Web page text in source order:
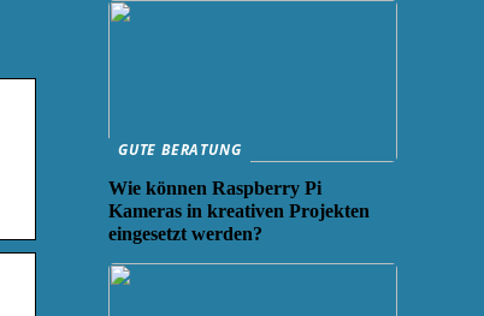
GUTE BERATUNG
Wie können Raspberry Pi
Kameras in kreativen Projekten
eingesetzt werden?